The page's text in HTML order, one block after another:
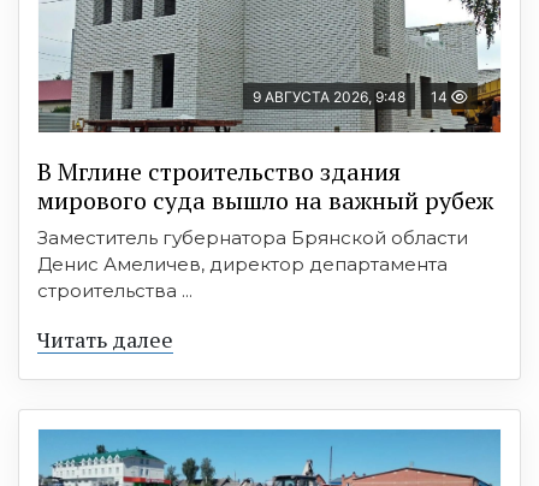
9 АВГУСТА 2026, 9:48 14
В Мглине строительство здания
мирового суда вышло на важный рубеж
Заместитель губернатора Брянской области
Денис Амеличев, директор департамента
строительства ...
Читать далее